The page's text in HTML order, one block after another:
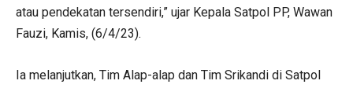
atau pendekatan tersendiri,” ujar Kepala Satpol PP, Wawan
Fauzi, Kamis, (6/4/23).
Ia melanjutkan, Tim Alap-alap dan Tim Srikandi di Satpol